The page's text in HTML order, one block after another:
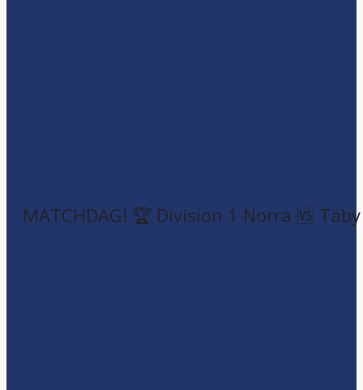
MATCHDAG! 🏆 Division 1 Norra 🆚